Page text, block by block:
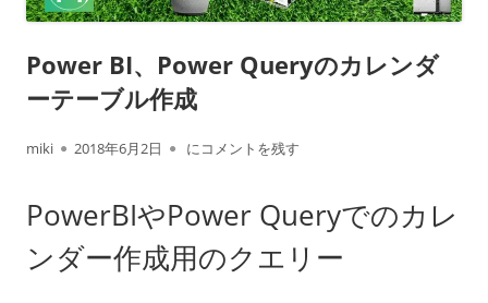
Power BI、Power Queryのカレンダ
ーテーブル作成
作
者
miki
公
日
2018年6月2日 Power BI、Power Queryのカレンダーテーブル
にコメントを残す
PowerBIやPower Queryでのカレ
ンダー作成用のクエリー